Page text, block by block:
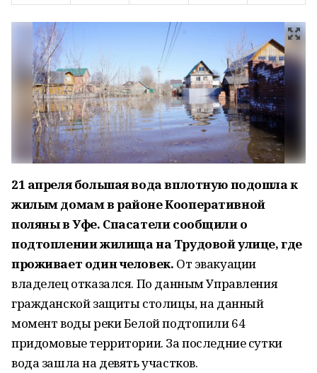
21 апреля большая вода вплотную подошла к
жилым домам в районе Кооперативной
поляны в Уфе. Спасатели сообщили о
подтоплении жилища на Трудовой улице, где
проживает один человек. От эвакуации
владелец отказался. По данным Управления
гражданской защиты столицы, на данный
момент воды реки Белой подтопили 64
придомовые территории. За последние сутки
вода зашла на девять участков.